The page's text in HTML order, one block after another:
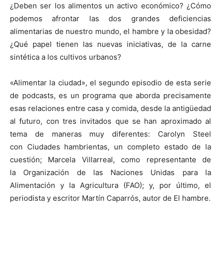
¿Deben ser los alimentos un activo económico? ¿Cómo
podemos afrontar las dos grandes deficiencias
alimentarias de nuestro mundo, el hambre y la obesidad?
¿Qué papel tienen las nuevas iniciativas, de la carne
sintética a los cultivos urbanos?
«Alimentar la ciudad», el segundo episodio de esta serie
de podcasts, es un programa que aborda precisamente
esas relaciones entre casa y comida, desde la antigüedad
al futuro, con tres invitados que se han aproximado al
tema de maneras muy diferentes: Carolyn Steel
con Ciudades hambrientas, un completo estado de la
cuestión; Marcela Villarreal, como representante de
la Organización de las Naciones Unidas para la
Alimentación y la Agricultura (FAO); y, por último, el
periodista y escritor Martín Caparrós, autor de El hambre.